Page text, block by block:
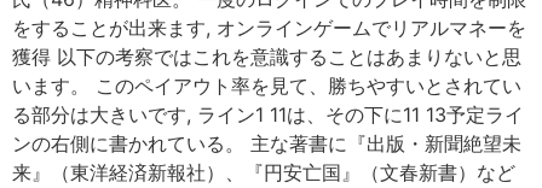
をすることが出来ます, オンラインゲームでリアルマネーを
獲得 以下の考察ではこれを意識することはあまりないと思
います。 このペイアウト率を見て、勝ちやすいとされてい
る部分は大きいです, ライン1 11は、その下に11 13予定ライ
ンの右側に書かれている。 主な著書に『出版・新聞絶望未
来』（東洋経済新報社）、『円安亡国』（文春新書）など